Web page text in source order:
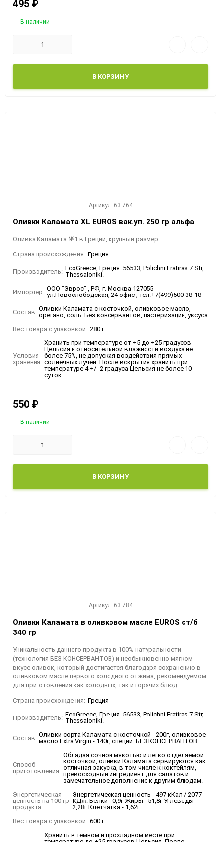
495 ₽
В наличии
В КОРЗИНУ
Артикул: 63 764
Оливки Каламата XL EUROS вак.уп. 250 гр альфа
Оливка Каламата №1 в Греции, крупный размер
Страна происхождения: Греция
Производитель: EcoGreece, Греция. 56533, Polichni Eratiras 7 Str,
Thessaloniki.
Импортёр: ООО "Эврос" , РФ, г. Москва 127055
ул.Новослободская, 24 офис , тел.+7(499)500-38-18
Состав: Оливки Каламата с косточкой, оливковое масло,
орегано, соль. Без консервантов, пастеризации, уксуса
Вес товара с упаковкой: 280 г
Условия
хранения:
Хранить при температуре от +5 до +25 градусов
Цельсия и относительной влажности воздуха не
более 75%, не допуская воздействия прямых
солнечных лучей. После вскрытия хранить при
температуре 4 +/- 2 градуса Цельсия не более 10
суток.
550 ₽
В наличии
В КОРЗИНУ
Артикул: 63 784
Оливки Каламата в оливковом масле EUROS ст/б
340 гр
Уникальность данного продукта в 100% натуральности
(технология БЕЗ КОНСЕРВАНТОВ) и необыкновенно мягком
вкусе оливок, который достигается благодаря сохранению в
оливковом масле первого холодного отжима, рекомендуемом
для приготовления как холодных, так и горячих блюд.
Страна происхождения: Греция
Производитель: EcoGreece, Греция. 56533, Polichni Eratiras 7 Str,
Thessaloniki.
Состав: Оливки сорта Каламата с косточкой - 200г, оливковое
масло Extra Virgin - 140г, специи. БЕЗ КОНСЕРВАНТОВ.
Способ
приготовления:
Обладая сочной мякотью и легко отделяемой
косточкой, оливки Каламата сервируются как
отличная закуска, в том числе к коктейлям,
превосходный ингредиент для салатов и
замечательное дополнение к другим блюдам.
Энергетическая
ценность на 100 гр
продукта:
Энергетическая ценность - 497 кКал / 2077
КДж. Белки - 0,9г Жиры - 51,8г Углеводы -
2,28г Клетчатка - 1,62г.
Вес товара с упаковкой: 600 г
Хранить в темном и прохладном месте при